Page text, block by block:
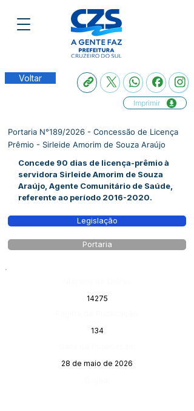
Voltar
Imprimir
Portaria N°189/2026 - Concessão de Licença
Prêmio - Sirleide Amorim de Souza Araújo
Concede 90 dias de licença-prêmio à
servidora Sirleide Amorim de Souza
Araújo, Agente Comunitário de Saúde,
referente ao período 2016-2020.
Legislação
Portaria
14275
134
28 de maio de 2026